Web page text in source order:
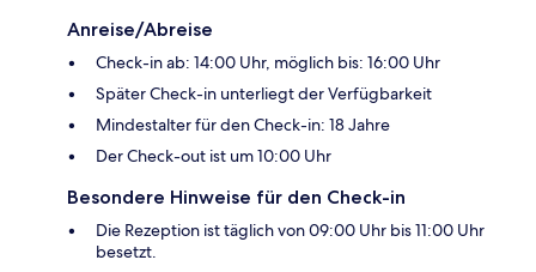
Anreise/Abreise
Check-in ab: 14:00 Uhr, möglich bis: 16:00 Uhr
Später Check-in unterliegt der Verfügbarkeit
Mindestalter für den Check-in: 18 Jahre
Der Check-out ist um 10:00 Uhr
Besondere Hinweise für den Check-in
Die Rezeption ist täglich von 09:00 Uhr bis 11:00 Uhr
besetzt.